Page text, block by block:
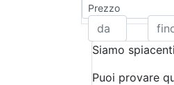
Prezzo
Siamo
Puoi provare